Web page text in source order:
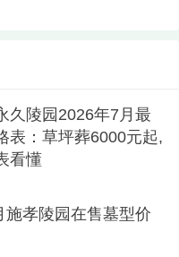
别提供多款卧碑选
。
提供了节地葬价目
注，定价同样为
合。
术感十足，凸显高
久陵园2026年7月最
表：草坪葬6000元起,
看懂
施孝陵园在售墓型价